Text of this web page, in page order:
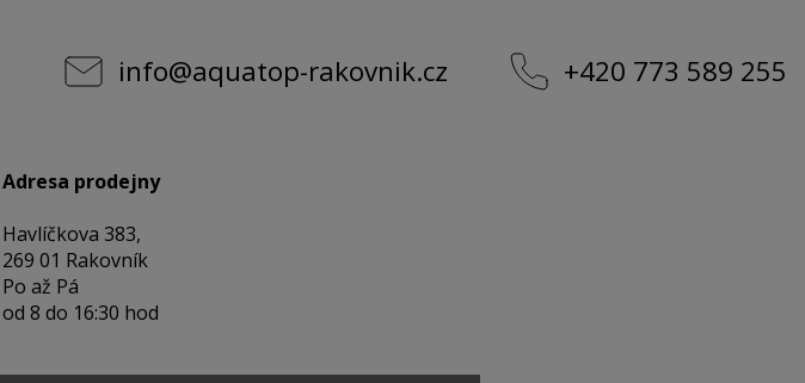
info@aquatop-rakovnik.cz +420 773 589 255
Adresa prodejny
Havlíčkova 383,
269 01 Rakovník
Po až Pá
od 8 do 16:30 hod